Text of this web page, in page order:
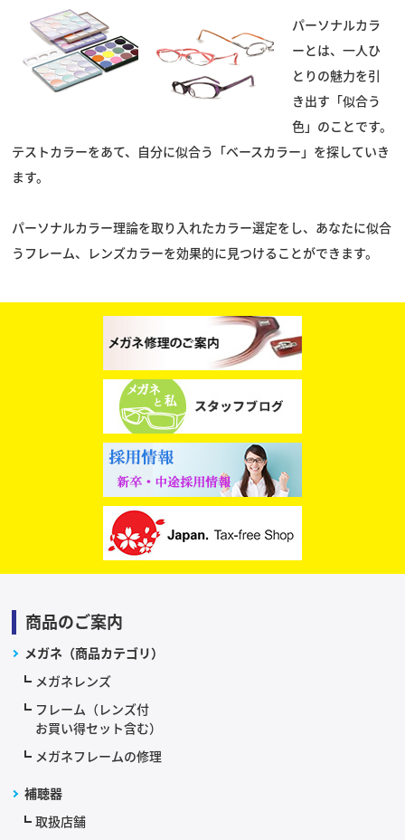
パーソナルカラ
ーとは、一人ひ
とりの魅力を引
き出す「似合う
色」のことです。
テストカラーをあて、自分に似合う「ベースカラー」を探していき
ます。
パーソナルカラー理論を取り入れたカラー選定をし、あなたに似合
うフレーム、レンズカラーを効果的に見つけることができます。
商品のご案内
メガネ（商品カテゴリ）
メガネレンズ
フレーム（レンズ付
お買い得セット含む）
メガネフレームの修理
補聴器
取扱店舗